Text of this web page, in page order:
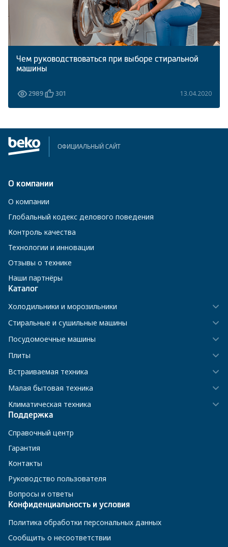
Чем руководствоваться при выборе стиральной
машины
2989 301 13.04.2020
ОФИЦИАЛЬНЫЙ САЙТ
О компании
О компании
Глобальный кодекс делового поведения
Контроль качества
Технологии и инновации
Отзывы о технике
Наши партнёры
Каталог
Холодильники и морозильники
Стиральные и сушильные машины
Посудомоечные машины
Плиты
Встраиваемая техника
Малая бытовая техника
Климатическая техника
Поддержка
Справочный центр
Гарантия
Контакты
Руководство пользователя
Вопросы и ответы
Конфиденциальность и условия
Политика обработки персональных данных
Сообщить о несоответствии